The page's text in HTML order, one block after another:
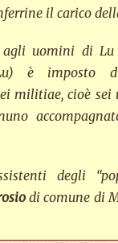
il carico
uomini di Lu
è imposto
militiae, cioè sei
degli
di comune di